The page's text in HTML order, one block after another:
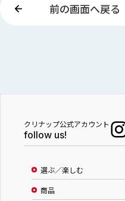
前の画面へ戻る
クリナップ公式アカウント
follow us!
選ぶ／楽しむ
商品